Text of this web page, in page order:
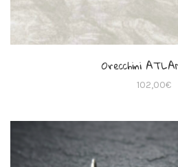
Orecchini
102,00€